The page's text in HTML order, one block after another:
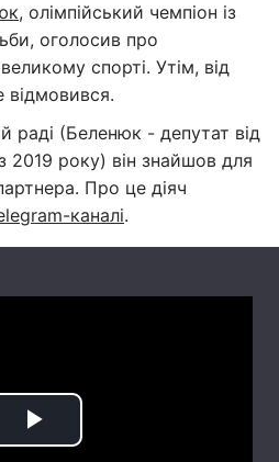
, олімпійський чемпіон із
оголосив про
спорті. Утім, від
відмовився.
раді (Беленюк - депутат від
2019 року) він знайшов для
Про це діяч
каналі.